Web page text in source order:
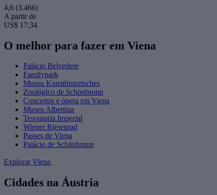
4,6 (3.466)
A partir de
US$ 17,34
O melhor para fazer em Viena
Palácio Belvedere
Familypark
Museu Kunsthistorisches
Zoológico de Schönbrunn
Concertos e ópera em Viena
Museu Albertina
Tesouraria Imperial
Wiener Riesenrad
Passes de Viena
Palácio de Schönbrunn
Explorar Viena
Cidades na Áustria